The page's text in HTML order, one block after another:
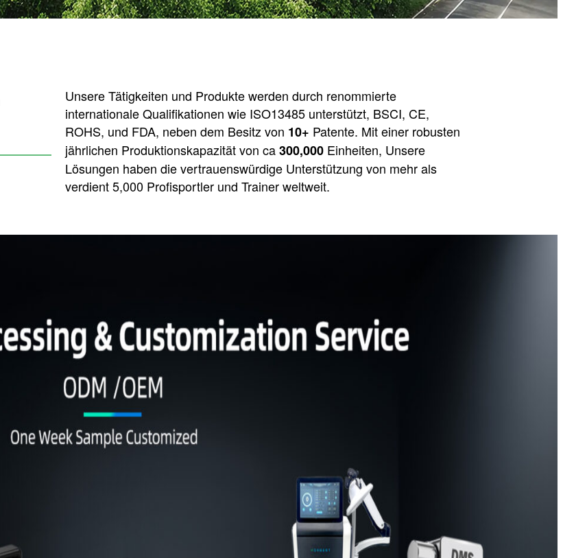
Unsere Tätigkeiten und Produkte werden durch renommierte
internationale Qualifikationen wie ISO13485 unterstützt, BSCI, CE,
ROHS, und FDA, neben dem Besitz von 10+ Patente. Mit einer robusten
jährlichen Produktionskapazität von ca300,000 Einheiten, Unsere
Lösungen haben die vertrauenswürdige Unterstützung von mehr als
verdient 5,000 Profisportler und Trainer weltweit.